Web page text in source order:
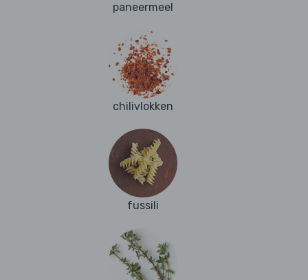
paneermeel
chilivlokken
fussili